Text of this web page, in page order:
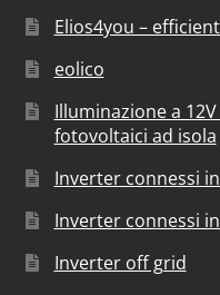
Elios4you –
eolico
Illuminazione a
fotovoltaici ad isola
Inverter connessi
Inverter connessi
Inverter off grid